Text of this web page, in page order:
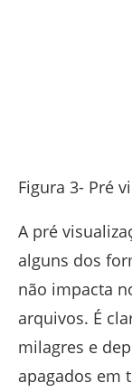
Figura 3- Pré
A pré
alguns dos
não impacta
arquivos. É
milagres e
apagados em